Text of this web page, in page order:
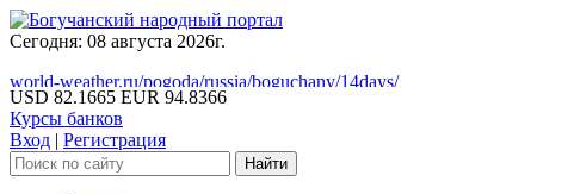
Сегодня: 08 августа 2026г.
world-weather.ru/pogoda/russia/boguchany/14days/
USD 82.1665 EUR 94.8366
Курсы банков
Вход | Регистрация